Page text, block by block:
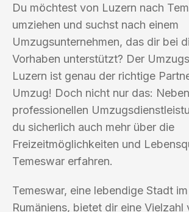
Du möchtest von Luzern nach
umziehen und suchst nach einem
Umzugsunternehmen, das dir bei
Vorhaben unterstützt? Der
Luzern ist genau der richtige
Umzug! Doch nicht nur das:
professionellen
du sicherlich auch mehr über die
Freizeitmöglichkeiten und
Temeswar erfahren.
Temeswar, eine lebendige Stadt
Rumäniens, bietet dir eine Vielzahl